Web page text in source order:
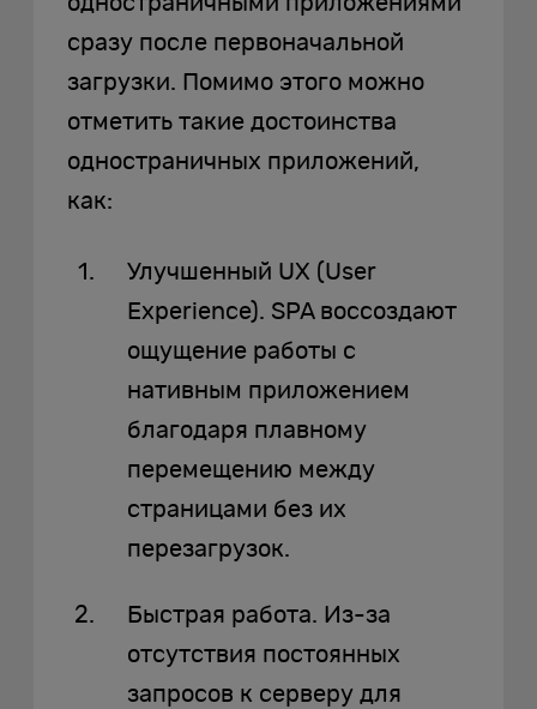
сразу после первоначальной
загрузки. Помимо этого можно
отметить такие достоинства
одностраничных приложений,
как:
Улучшенный UX (User
Experience). SPA воссоздают
ощущение работы с
нативным приложением
благодаря плавному
перемещению между
страницами без их
перезагрузок.
Быстрая работа. Из-за
отсутствия постоянных
запросов к серверу для